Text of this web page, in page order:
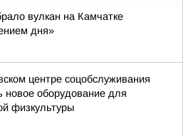
вулкан на Камчатке
дня»
центре соцобслуживания
новое оборудование для
физкультуры